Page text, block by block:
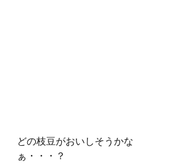
どの枝豆がおいしそうかな
ぁ・・・？